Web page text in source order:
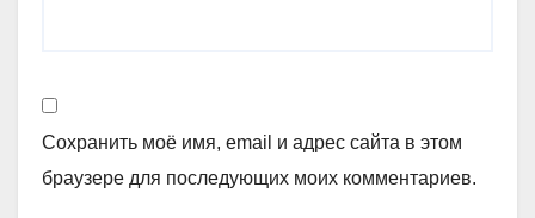
Сохранить моё имя, email и адрес сайта в этом
браузере для последующих моих комментариев.